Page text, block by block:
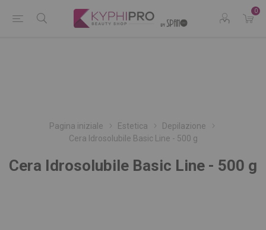
0
Pagina iniziale Estetica
Depilazione
Cera Idrosolubile Basic Line - 500 g
Cera Idrosolubile Basic Line - 500 g